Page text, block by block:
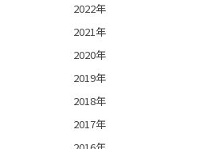
2022年
2021年
2020年
2019年
2018年
2017年